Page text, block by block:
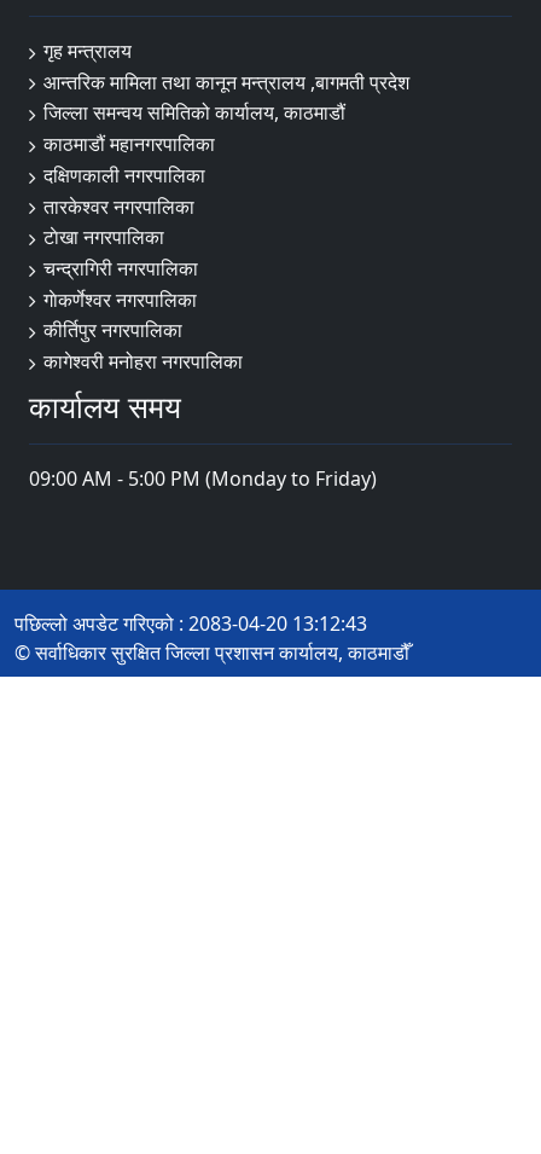
गृह मन्त्रालय
आन्तरिक मामिला तथा कानून मन्त्रालय ,बागमती प्रदेश
जिल्ला समन्वय समितिको कार्यालय, काठमाडौं
काठमाडौं महानगरपालिका
दक्षिणकाली नगरपालिका
तारकेश्वर नगरपालिका
टाेखा नगरपालिका
चन्द्रागिरी नगरपालिका
गाेकर्णेश्वर नगरपालिका
कीर्तिपुर नगरपालिका
कागेश्वरी मनोहरा नगरपालिका
कार्यालय समय
09:00 AM - 5:00 PM (Monday to Friday)
पछिल्लो अपडेट गरिएको : 2083-04-20 13:12:43
© सर्वाधिकार सुरक्षित जिल्ला प्रशासन कार्यालय, काठमाडौँ